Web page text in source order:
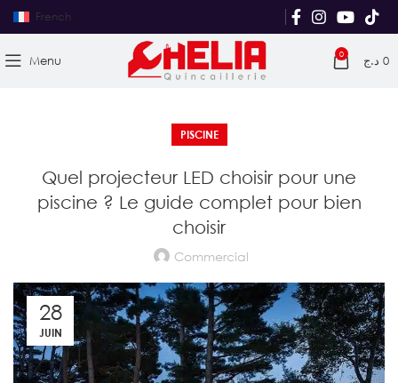
French
Menu 0 0 د.ج
PISCINE
Quel projecteur LED choisir pour une
piscine ? Le guide complet pour bien
choisir
Commercial
28
JUIN